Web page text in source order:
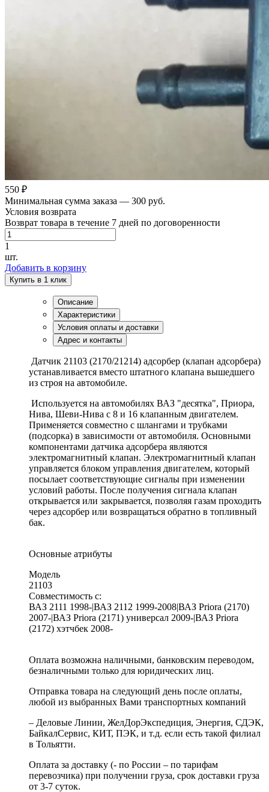
550 ₽
Минимальная сумма заказа — 300 руб.
Условия возврата
Возврат товара в течение 7 дней по договоренности
1
шт.
Добавить в корзину
Купить в 1 клик
Описание
Характеристики
Условия оплаты и доставки
Адрес и контакты
Датчик 21103 (2170/21214) адсорбер (клапан адсорбера)
устанавливается вместо штатного клапана вышедшего
из строя на автомобиле.
Используется на автомобилях ВАЗ "десятка", Приора,
Нива, Шеви-Нива с 8 и 16 клапанным двигателем.
Применяется совместно с шлангами и трубками
(подсорка) в зависимости от автомобиля. Основными
компонентами датчика адсорбера являются
электромагнитный клапан. Электромагнитный клапан
управляется блоком управления двигателем, который
посылает соответствующие сигналы при изменении
условий работы. После получения сигнала клапан
открывается или закрывается, позволяя газам проходить
через адсорбер или возвращаться обратно в топливный
бак.
Основные атрибуты
Модель
21103
Совместимость с:
ВАЗ 2111 1998-|ВАЗ 2112 1999-2008|ВАЗ Priora (2170)
2007-|ВАЗ Priora (2171) универсал 2009-|ВАЗ Priora
(2172) хэтчбек 2008-
Оплата возможна наличными, банковским переводом,
безналичными только для юридических лиц.
Отправка товара на следующий день после оплаты,
любой из выбранных Вами транспортных компаний
– Деловые Линии, ЖелДорЭкспедиция, Энергия, СДЭК,
БайкалСервис, КИТ, ПЭК, и т.д. если есть такой филиал
в Тольятти.
Оплата за доставку (- по России – по тарифам
перевозчика) при получении груза, срок доставки груза
от 3-7 суток.